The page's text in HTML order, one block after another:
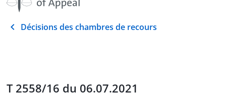
Décisions des chambres de recours
T 2558/16 du 06.07.2021